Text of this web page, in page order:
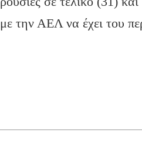
ΑΕΛ να έχει του